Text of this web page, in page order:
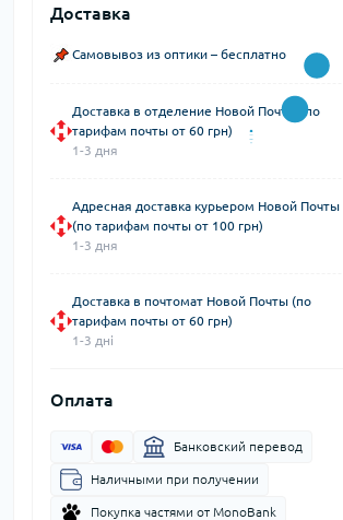
Доставка
Самовывоз из оптики – бесплатно
Доставка в отделение Новой Почты (по
тарифам почты от 60 грн)
1-3 дня
Адресная доставка курьером Новой Почты
(по тарифам почты от 100 грн)
1-3 дня
Доставка в почтомат Новой Почты (по
тарифам почты от 60 грн)
1-3 дні
Оплата
Банковский перевод
Наличными при получении
Покупка частями от MonoBank